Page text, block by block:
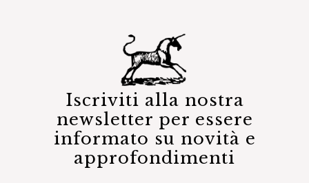
Iscriviti alla nostra
newsletter per essere
informato su novità e
approfondimenti